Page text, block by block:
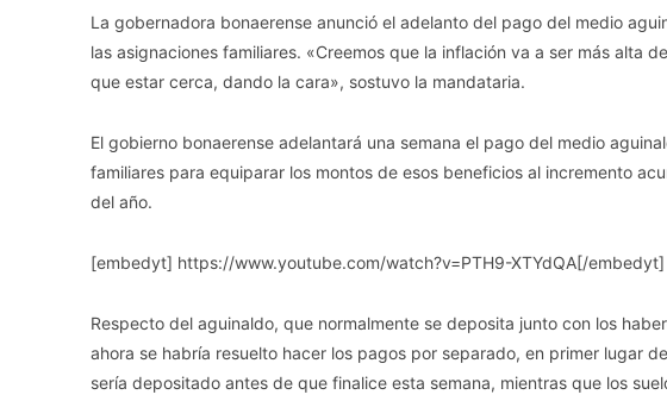
La gobernadora bonaerense anunció el adelanto del pago del medio
las asignaciones familiares. «Creemos que la inflación va a ser más alta
que estar cerca, dando la cara», sostuvo la mandataria.
El gobierno bonaerense adelantará una semana el pago del medio
familiares para equiparar los montos de esos beneficios al incremento
del año.
[embedyt] https://www.youtube.com/watch?v=PTH9-XTYdQA[/embedyt]
Respecto del aguinaldo, que normalmente se deposita junto con los
ahora se habría resuelto hacer los pagos por separado, en primer lugar
sería depositado antes de que finalice esta semana, mientras que los